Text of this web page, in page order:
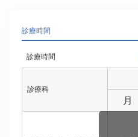
診療時間
診療時間
診療科
月